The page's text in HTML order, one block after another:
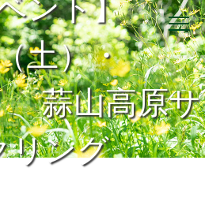
ント】
土）・
蒜山高原サ
リング